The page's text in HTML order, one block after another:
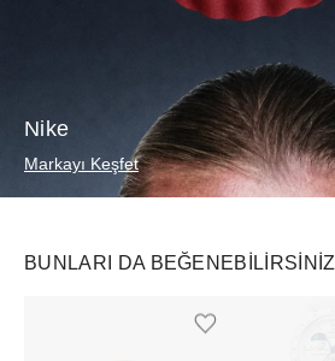
Nike
Markayı Keşfet
BUNLARI DA BEĞENEBILIRSINIZ
Ürünü istek listesine ekle veya listeden çıkar